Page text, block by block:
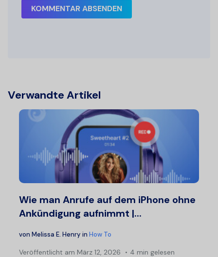
KOMMENTAR ABSENDEN
Verwandte Artikel
Wie man Anrufe auf dem iPhone ohne
Ankündigung aufnimmt |...
von Melissa E. Henry in How To
Veröffentlicht am März 12, 2026 4 min gelesen